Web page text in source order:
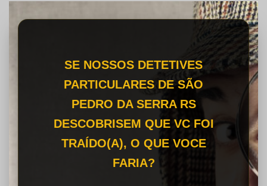
SE NOSSOS DETETIVES
PARTICULARES DE SÃO
PEDRO DA SERRA RS
DESCOBRISEM QUE VC FOI
TRAÍDO(A), O QUE VOCE
FARIA?